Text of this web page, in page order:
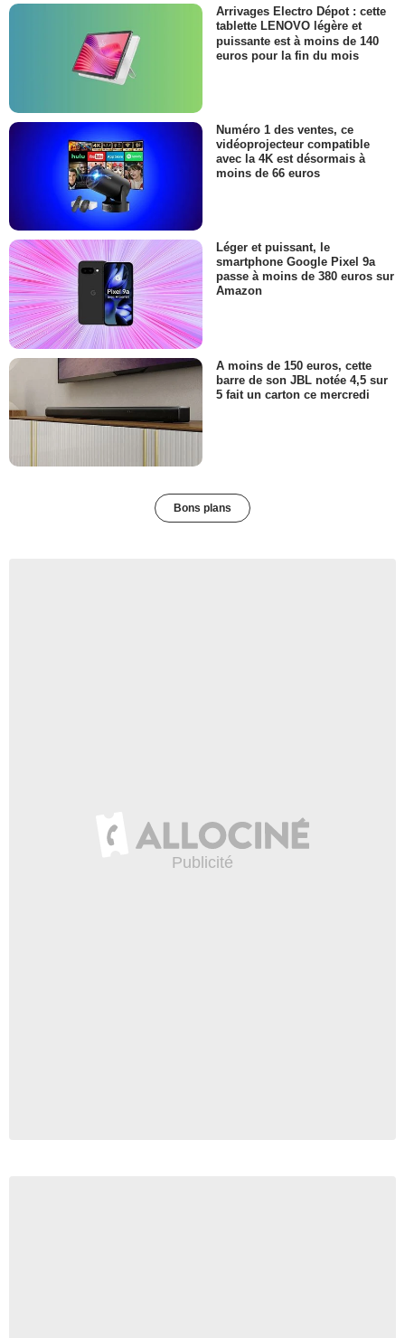
Arrivages Electro Dépot : cette
tablette LENOVO légère et
puissante est à moins de 140
euros pour la fin du mois
Numéro 1 des ventes, ce
vidéoprojecteur compatible
avec la 4K est désormais à
moins de 66 euros
Léger et puissant, le
smartphone Google Pixel 9a
passe à moins de 380 euros sur
Amazon
A moins de 150 euros, cette
barre de son JBL notée 4,5 sur
5 fait un carton ce mercredi
Bons plans